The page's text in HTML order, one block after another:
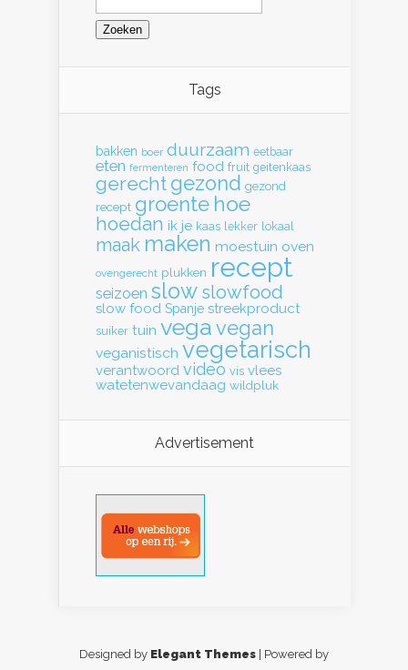
naar:
Tags
bakken boer duurzaam eetbaar
eten fermenteren food fruit geitenkaas
gerecht gezond gezond
recept groente hoe
hoedan ik je kaas lekker lokaal
maak maken moestuin oven
ovengerecht plukken recept
seizoen slow slowfood
slow food Spanje streekproduct
suiker tuin vega vegan
veganistisch vegetarisch
verantwoord video vis vlees
watetenwevandaag wildpluk
Advertisement
Designed by Elegant Themes | Powered by